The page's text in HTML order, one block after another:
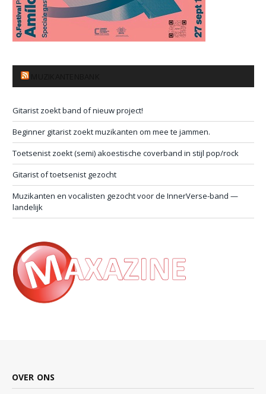
Gitarist zoekt band of nieuw project!
Beginner gitarist zoekt muzikanten om mee te jammen.
Toetsenist zoekt (semi) akoestische coverband in stijl pop/rock
Gitarist of toetsenist gezocht
Muzikanten en vocalisten gezocht voor de InnerVerse-band —
landelijk
OVER ONS